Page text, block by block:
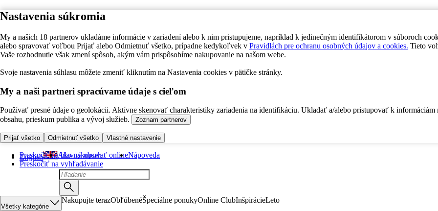
Nastavenia súkromia
My a našich 18 partnerov ukladáme informácie v zariadení alebo k nim pristupujeme, napríklad k jedinečným identifikátorom v súboroch
alebo spravovať voľbou Prijať alebo Odmietnuť všetko, prípadne kedykoľvek v Pravidlách pre ochranu osobných údajov a cookies. Tieto
Vaše rozhodnutie však zmení spôsob, akým vám prispôsobíme nakupovanie na našom webe.
Svoje nastavenia súhlasu môžete zmeniť kliknutím na Nastavenia cookies v pätičke stránky.
My a naši partneri spracúvame údaje s cieľom
Používať presné údaje o geolokácii. Aktívne skenovať charakteristiky zariadenia na identifikáciu. Ukladať a/alebo pristupovať k informáciám
obsahu, prieskum publika a vývoj služieb.
Zoznam partnerov
Prijať všetko Odmietnuť všetko Vlastné nastavenie
Preskočiť na hlavný obsah
Preskočiť na vyhľadávanie
English Ako nakupovať onlineNápoveda
Všetky kategórie
Nakupujte terazObľúbenéŠpeciálne ponukyOnline ClubInšpirácieLeto